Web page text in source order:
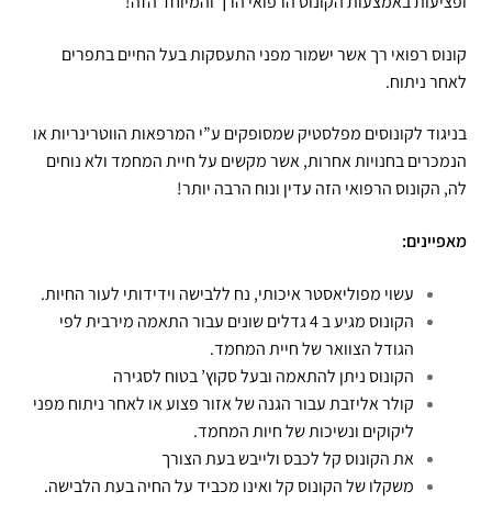
קונוס רפואי רך אשר ישמור מפני התעסקות בעל החיים בתפרים
לאחר ניתוח.
בניגוד לקונוסים מפלסטיק שמסופקים ע”י המרפאות הווטרינריות או
הנמכרים בחנויות אחרות, אשר מקשים על חיית המחמד ולא נוחים
לה, הקונוס הרפואי הזה עדין ונוח הרבה יותר!
מאפיינים:
עשוי מפוליאסטר איכותי, נח ללבישה וידידותי לעור החיות.
הקונוס מגיע ב 4 גדלים שונים עבור התאמה מירבית לפי
הגודל הצוואר של חיית המחמד.
הקונוס ניתן להתאמה ובעל סקוץ’ בטוח לסגירה
קולר אליזבת עבור הגנה של אזור פצוע או לאחר ניתוח מפני
ליקוקים ונשיכות של חיות המחמד.
את הקונוס קל לכבס ולייבש בעת הצורך
משקלו של הקונוס קל ואינו מכביד על החיה בעת הלבישה.